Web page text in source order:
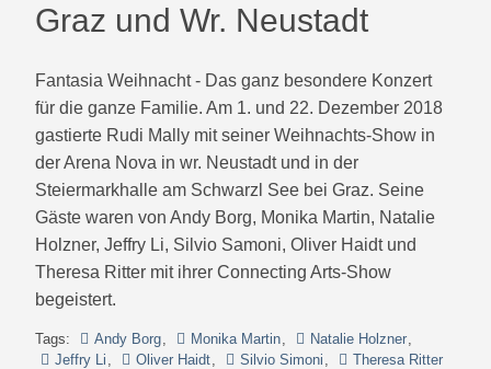
Graz und Wr. Neustadt
Fantasia Weihnacht - Das ganz besondere Konzert
für die ganze Familie. Am 1. und 22. Dezember 2018
gastierte Rudi Mally mit seiner Weihnachts-Show in
der Arena Nova in wr. Neustadt und in der
Steiermarkhalle am Schwarzl See bei Graz. Seine
Gäste waren von Andy Borg, Monika Martin, Natalie
Holzner, Jeffry Li, Silvio Samoni, Oliver Haidt und
Theresa Ritter mit ihrer Connecting Arts-Show
begeistert.
Tags: Andy Borg, Monika Martin, Natalie Holzner,
Jeffry Li , Oliver Haidt, Silvio Simoni , Theresa Ritter